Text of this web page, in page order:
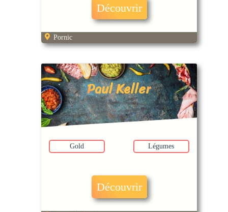
Découvrir
Pornic
Paul Keller
Gold Légumes
Découvrir